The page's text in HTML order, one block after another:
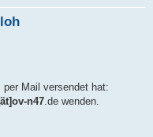
per Mail versendet hat:
n47 .de wenden.